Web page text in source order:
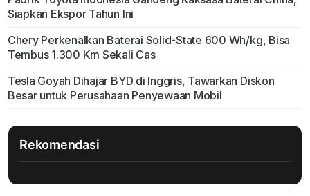
Siapkan Ekspor Tahun Ini
Chery Perkenalkan Baterai Solid-State 600 Wh/kg, Bisa
Tembus 1.300 Km Sekali Cas
Tesla Goyah Dihajar BYD di Inggris, Tawarkan Diskon
Besar untuk Perusahaan Penyewaan Mobil
Rekomendasi